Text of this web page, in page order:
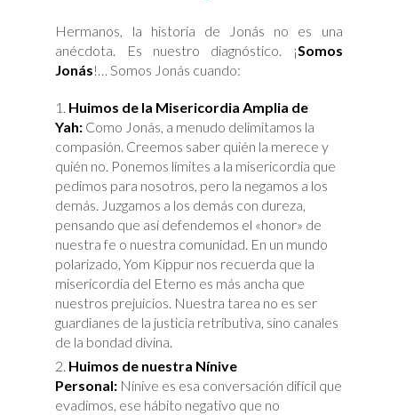
Hermanos, la historia de Jonás no es una
anécdota. Es nuestro diagnóstico. ¡Somos
Jonás!… Somos Jonás cuando:
Huimos de la Misericordia Amplia de
Yah: Como Jonás, a menudo delimitamos la
compasión. Creemos saber quién la merece y
quién no. Ponemos límites a la misericordia que
pedimos para nosotros, pero la negamos a los
demás. Juzgamos a los demás con dureza,
pensando que así defendemos el «honor» de
nuestra fe o nuestra comunidad. En un mundo
polarizado, Yom Kippur nos recuerda que la
misericordia del Eterno es más ancha que
nuestros prejuicios. Nuestra tarea no es ser
guardianes de la justicia retributiva, sino canales
de la bondad divina.
Huimos de nuestra Nínive
Personal: Nínive es esa conversación difícil que
evadimos, ese hábito negativo que no